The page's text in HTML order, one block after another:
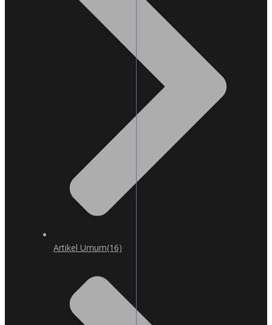
Artikel Umum(16)